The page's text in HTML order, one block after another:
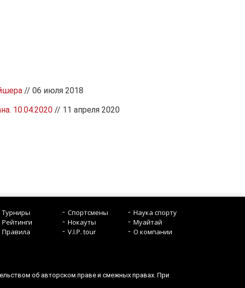
// 06 июля 2018
10.04.2020 // 11 апреля 2020
Турниры Спортсмены
Наука спорту
Рейтинги Нокауты
Mуайтай
Правила V.I.P. tour О компании
об авторском праве и смежных правах. При